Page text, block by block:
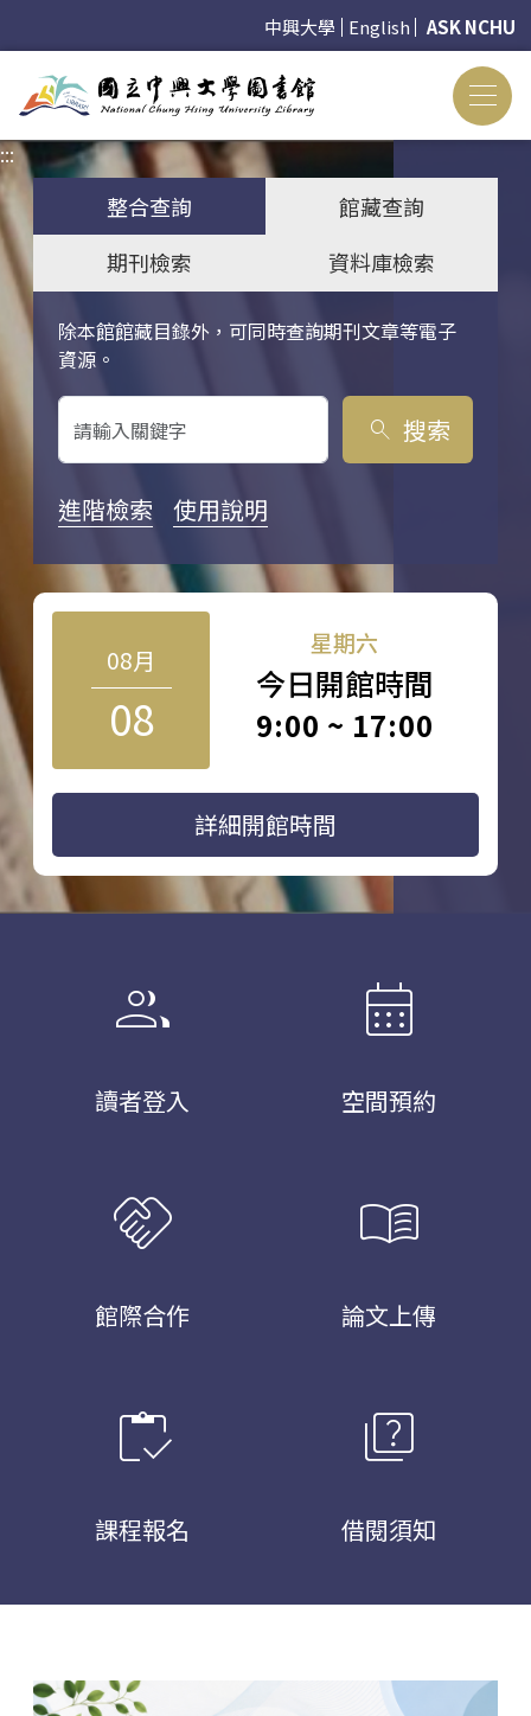
中興大學 English ASK NCHU
:::
整合查詢
館藏查詢
期刊檢索
資料庫檢索
除本館館藏目錄外，可同時查詢期刊文章等電子
資源。
關鍵字搜尋
search 搜索
進階檢索 使用說明
08月
08
星期六
今日開館時間
9:00 ~ 17:00
詳細開館時間
group
讀者登入
calendar_month
空間預約
handshake
館際合作
menu_book
論文上傳
inventory
課程報名
quiz
借閱須知